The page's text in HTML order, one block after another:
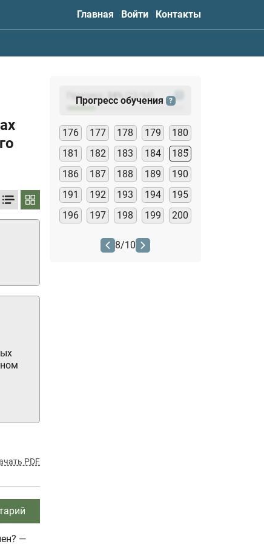
Главная Войти Контакты
PDF
—
Прогресс: (23
Прогресс обучения ?
176 177 178 179
180
181
182 183 184
185
186
187 188 189
190
191
192 193 194
195
196
197 198 199 200
8/10